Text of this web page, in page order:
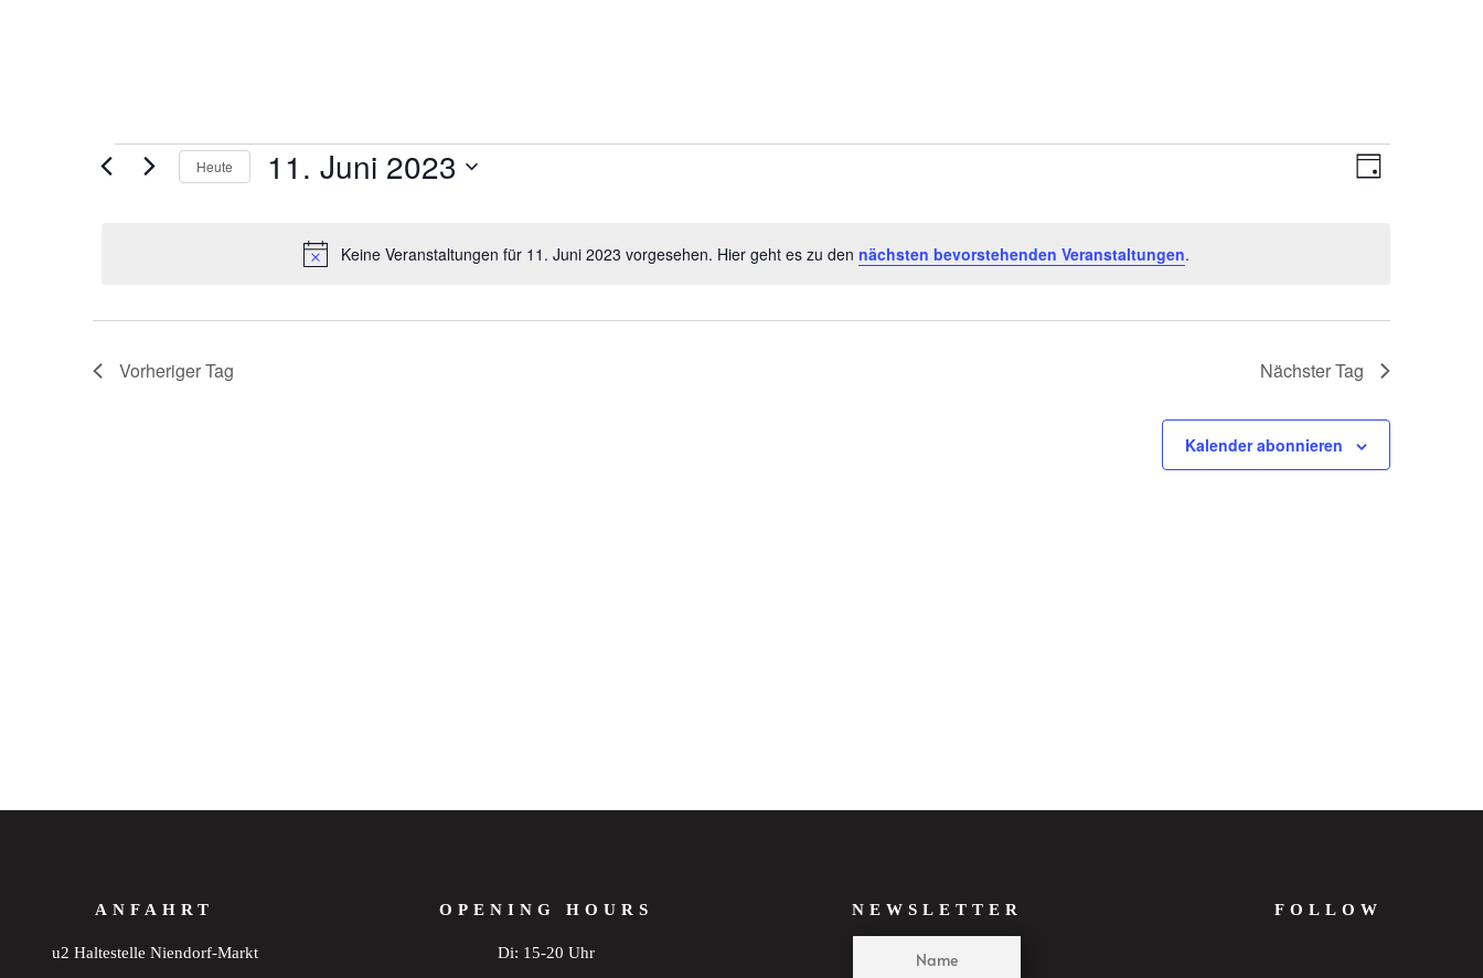
Veranstaltungen
Hinweis
Keine Veranstaltungen für 11. Juni 2023 vorgesehen. Hier geht es zu den nächsten bevorstehenden Veranstaltungen.
Ansichten-
Navigation
Ansichten-
Tag
Heute 11. Juni 2023
Vorheriger Tag Nächster Tag
Kalender abonnieren
ANFAHRT
u2 Haltestelle Niendorf-Markt
OPENING HOURS
Di: 15-20 Uhr
NEWSLETTER FOLLOW